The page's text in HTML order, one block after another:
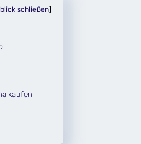
schließen]
kaufen